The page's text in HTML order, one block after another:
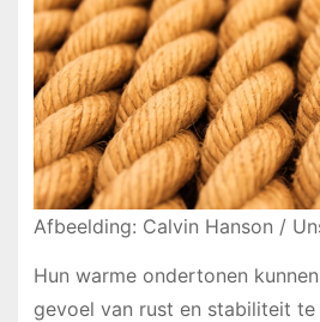
Afbeelding: Calvin Hanson /
Hun warme ondertonen
gevoel van rust en stabiliteit